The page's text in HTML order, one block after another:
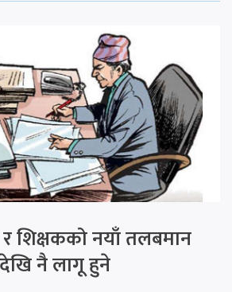
र शिक्षकको नयाँ तलबमान
नै लागू हुने